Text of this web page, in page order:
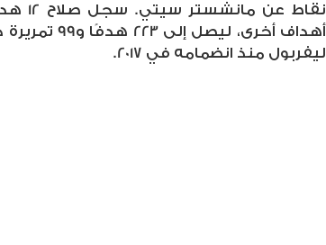
ليفربول منذ انضمامه في 2017.